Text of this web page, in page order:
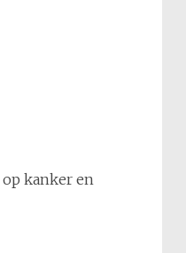
kanker en